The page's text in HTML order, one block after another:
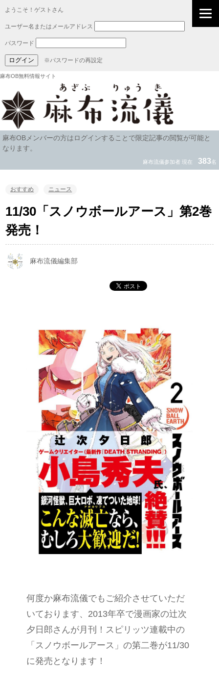
ようこそ！ゲストさん
ユーザー名またはメールアドレス
パスワード
※パスワードの再設定
麻布OB無料情報サイト
麻布OBメンバーの方はログインすることで限定記事の閲覧が可能と
なります。
麻布流儀参加者 現在 383名
おすすめ ニュース
11/30「スノウボールアース」第2巻
発売！
麻布流儀編集部
何度か麻布流儀でもご紹介させていただ
いております、2013年卒で漫画家の辻次
夕日郎さんが月刊！スピリッツ連載中の
「スノウボールアース」の第二巻が11/30
に発売となります！